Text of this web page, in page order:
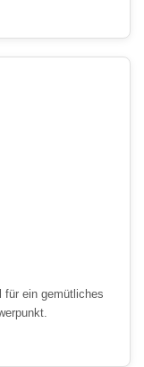
für ein gemütliches